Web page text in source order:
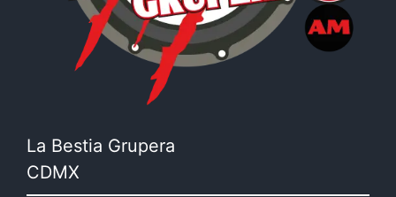
La Bestia Grupera
CDMX